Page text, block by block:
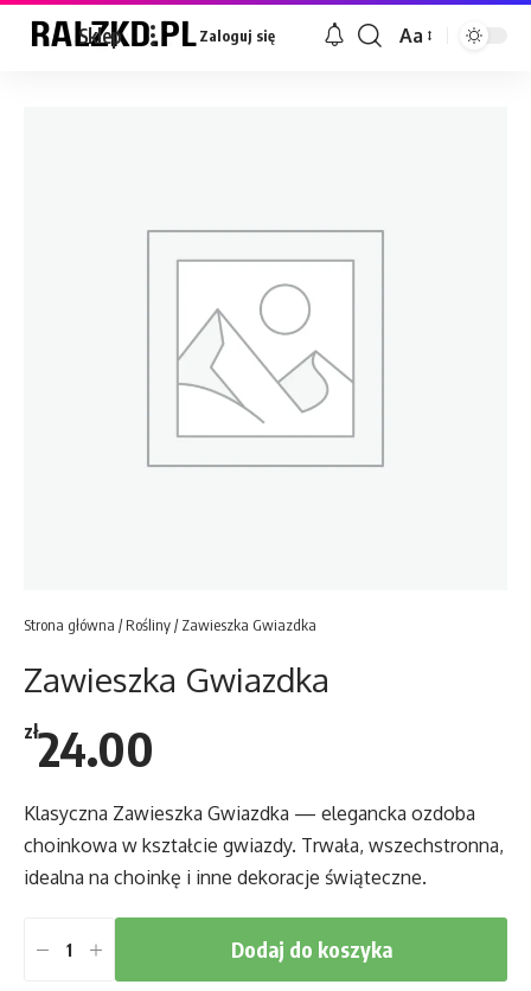
Sklep Zaloguj się
Font
Aa
Strona główna /Rośliny/ Zawieszka Gwiazdka
Zawieszka Gwiazdka
zł24.00
Klasyczna Zawieszka Gwiazdka — elegancka ozdoba
choinkowa w kształcie gwiazdy. Trwała, wszechstronna,
idealna na choinkę i inne dekoracje świąteczne.
Dodaj do koszyka